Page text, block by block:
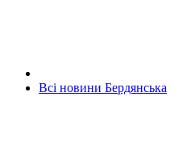
Всі новини Бердянська